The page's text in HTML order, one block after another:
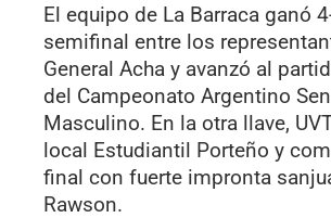
El equipo de La Barraca ganó
semifinal entre los
General Acha y avanzó al
del Campeonato Argentino
Masculino. En la otra llave,
local Estudiantil Porteño y
final con fuerte impronta
Rawson.